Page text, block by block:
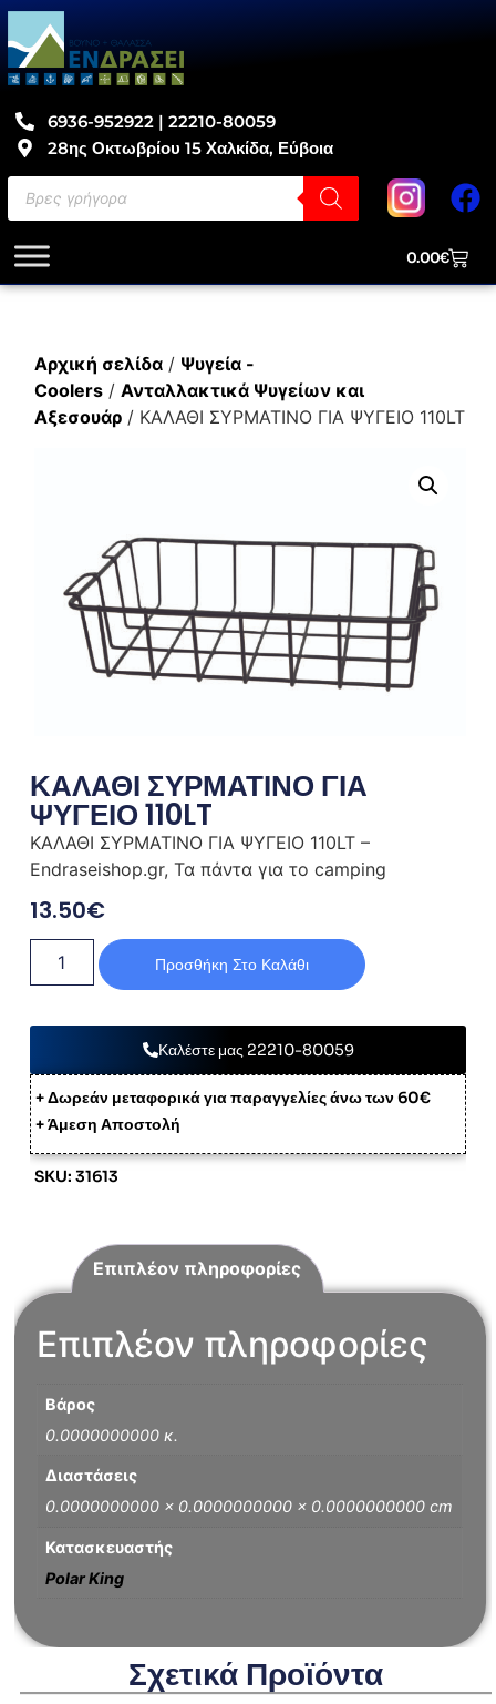
6936-952922 | 22210-80059
28ης Οκτωβρίου 15 Χαλκίδα, Εύβοια
0.00€
Αρχική σελίδα/ Ψυγεία -
Coolers/ Ανταλλακτικά Ψυγείων και
Αξεσουάρ/ ΚΑΛΑΘΙ ΣΥΡΜΑΤΙΝΟ ΓΙΑ ΨΥΓΕΙΟ 110LT
ΚΑΛΑΘΙ ΣΥΡΜΑΤΙΝΟ ΓΙΑ
ΨΥΓΕΙΟ 110LT
ΚΑΛΑΘΙ ΣΥΡΜΑΤΙΝΟ ΓΙΑ ΨΥΓΕΙΟ 110LT –
Endraseishop.gr, Τα πάντα για το camping
13.50€
Προσθήκη Στο Καλάθι
Καλέστε μας 22210-80059
+ Δωρεάν μεταφορικά για παραγγελίες άνω των 60€
+ Άμεση Αποστολή
SKU: 31613
Επιπλέον πληροφορίες
Επιπλέον πληροφορίες
Βάρος
0.0000000000 κ.
Διαστάσεις
0.0000000000 × 0.0000000000 × 0.0000000000 cm
Κατασκευαστής
Polar King
Σχετικά Προϊόντα